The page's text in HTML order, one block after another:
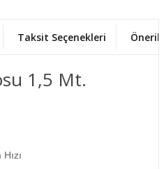
Taksit Seçenekleri
1,5 Mt.